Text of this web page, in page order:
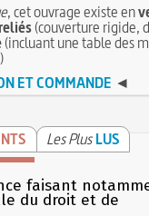
, cet ouvrage existe en
(couverture rigide,
(incluant une table des
ET COMMANDE ◄
Les Plus LUS
faisant
du droit et de